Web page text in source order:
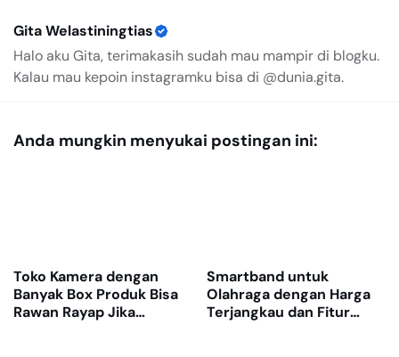
Gita Welastiningtias
Halo aku Gita, terimakasih sudah mau mampir di blogku.
Kalau mau kepoin instagramku bisa di @dunia.gita.
Anda mungkin menyukai postingan ini:
Toko Kamera dengan
Banyak Box Produk Bisa
Rawan Rayap Jika
Smartband untuk
Olahraga dengan Harga
Terjangkau dan Fitur